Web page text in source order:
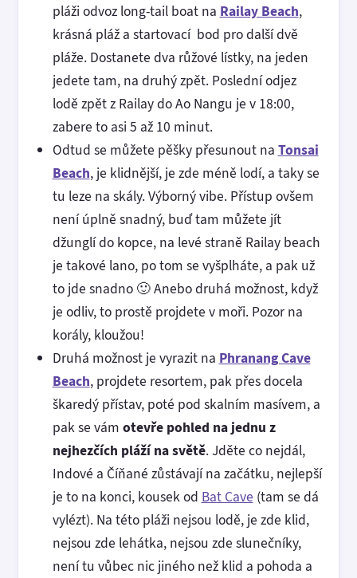
pláži odvoz long-tail boat na Railay Beach,
krásná pláž a startovací bod pro další dvě
pláže. Dostanete dva růžové lístky, na jeden
jedete tam, na druhý zpět. Poslední odjez
lodě zpět z Railay do Ao Nangu je v 18:00,
zabere to asi 5 až 10 minut.
Odtud se můžete pěšky přesunout na Tonsai
Beach, je klidnější, je zde méně lodí, a taky se
tu leze na skály. Výborný vibe. Přístup ovšem
není úplně snadný, buď tam můžete jít
džunglí do kopce, na levé straně Railay beach
je takové lano, po tom se vyšplháte, a pak už
to jde snadno 🙂 Anebo druhá možnost, když
je odliv, to prostě projdete v moři. Pozor na
korály, kloužou!
Druhá možnost je vyrazit na Phranang Cave
Beach, projdete resortem, pak přes docela
škaredý přístav, poté pod skalním masívem, a
pak se vám otevře pohled na jednu z
nejhezčích pláží na světě. Jděte co nejdál,
Indové a Číňané zůstávají na začátku, nejlepší
je to na konci, kousek od Bat Cave (tam se dá
vylézt). Na této pláži nejsou lodě, je zde klid,
nejsou zde lehátka, nejsou zde slunečníky,
není tu vůbec nic jiného než klid a pohoda a